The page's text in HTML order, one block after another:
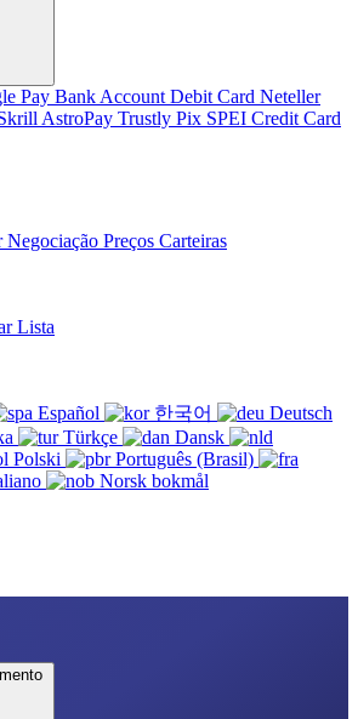
Pay Bank Account Debit Card Neteller
AstroPay Trustly Pix SPEI Credit Card
Negociação Preços Carteiras
Lista
Español 한국어
Deutsch
Türkçe
Dansk
Polski
Português (Brasil)
Norsk bokmål